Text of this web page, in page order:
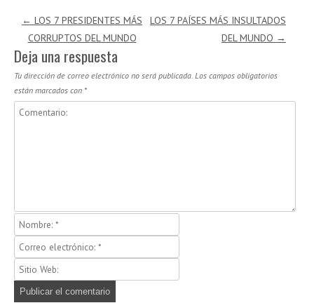
Navegación de entradas
← LOS 7 PRESIDENTES MÁS
CORRUPTOS DEL MUNDO
LOS 7 PAÍSES MÁS INSULTADOS
DEL MUNDO →
Deja una respuesta
Tu dirección de correo electrónico no será publicada. Los campos obligatorios
están marcados con *